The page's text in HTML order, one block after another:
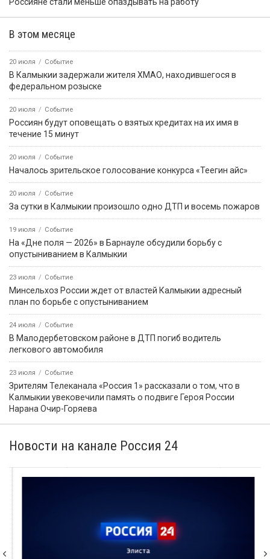
Россияне стали меньше опаздывать на работу
В этом месяце
20 июля Событие
В Калмыкии задержали жителя ХМАО, находившегося в
федеральном розыске
20 июля Событие
Россиян будут оповещать о взятых кредитах на их имя в
течение 15 минут
20 июля Событие
Началось зрительское голосование конкурса «Теегин айс»
20 июля Событие
За сутки в Калмыкии произошло одно ДТП и восемь пожаров
19 июля Событие
На «Дне поля — 2026» в Барнауле обсудили борьбу с
опустыниванием в Калмыкии
23 июля Событие
Минсельхоз России ждет от властей Калмыкии адресный
план по борьбе с опустыниванием
24 июля Событие
В Малодербетовском районе в ДТП погиб водитель
легкового автомобиля
23 июля Событие
Зрителям Телеканала «Россия 1» рассказали о том, что в
Калмыкии увековечили память о подвиге Героя России
Нарана Очир-Горяева
Новости на канале Россия 24